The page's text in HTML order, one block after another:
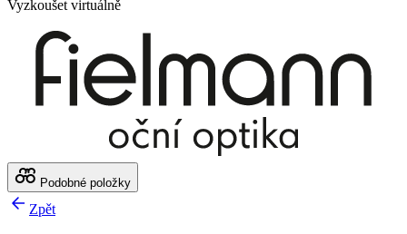
Vyzkoušet virtuálně
Podobné položky
Zpět